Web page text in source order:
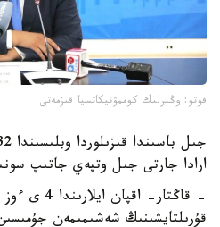
فوتو: وڭىرلىك كوممۋنيكاتسيا قىزمەتى
ارادا جارتى جىل وتپەي جاتىپ
- قاڭتار-
قۇرىلتايشىنىڭ شەشىمىمەن